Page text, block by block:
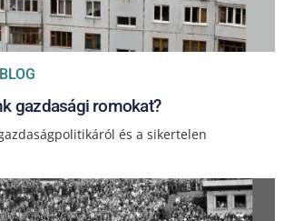
gazdasági romokat?
és a sikertelen